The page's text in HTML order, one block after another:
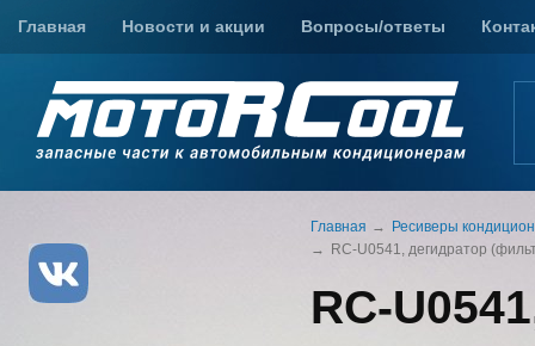
Главная Новости и акции Вопросы/ответы
Главная
Ресиверы
RC-U0541, дегидратор
RC-